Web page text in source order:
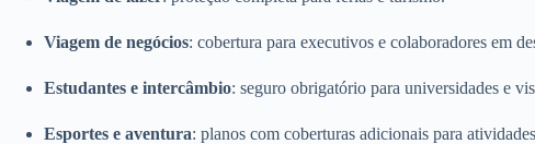
Viagem de negócios: cobertura para executivos e colaboradores em
Estudantes e intercâmbio: seguro obrigatório para universidades e
Esportes e aventura: planos com coberturas adicionais para